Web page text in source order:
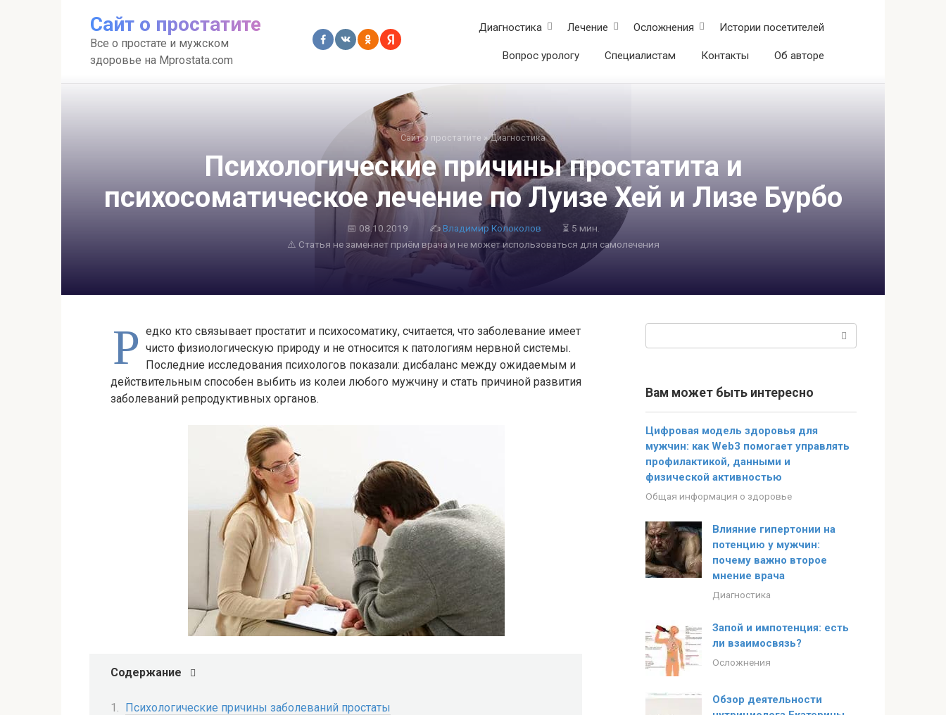
Сайт о простатите
Все о простате и мужском
здоровье на Mprostata.com
Диагностика Лечение Осложнения Истории посетителей
Вопрос урологу Специалистам Контакты Об авторе
Сайт о простатите » Диагностика
Психологические причины простатита и
психосоматическое лечение по Луизе Хей и Лизе Бурбо
📅 08.10.2019 ✍ Владимир Колоколов
⏳ 5 мин.
⚠️ Статья не заменяет приём врача и не может использоваться для самолечения
Р едко кто связывает простатит и психосоматику, считается, что заболевание имеет
чисто физиологическую природу и не относится к патологиям нервной системы.
Последние исследования психологов показали: дисбаланс между ожидаемым и
действительным способен выбить из колеи любого мужчину и стать причиной развития
заболеваний репродуктивных органов.
Содержание
Психологические причины заболеваний простаты
Вам может быть интересно
Цифровая модель здоровья для
мужчин: как Web3 помогает управлять
профилактикой, данными и
физической активностью
Общая информация о здоровье
Влияние гипертонии на
потенцию у мужчин:
почему важно второе
мнение врача
Диагностика
Запой и импотенция: есть
ли взаимосвязь?
Осложнения
Обзор деятельности